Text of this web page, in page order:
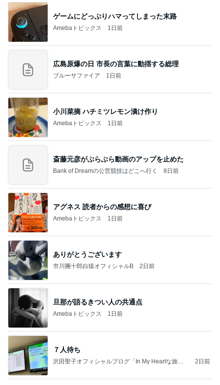
ゲームにどっぷりハマってしまった末路
Amebaトピックス 1日前
広島原爆の日 市長の言葉に動揺する総理
ブルーサファイア 1日前
小川菜摘 ハチミツレモン漬け作り
Amebaトピックス 1日前
斎藤元彦がぶらぶら動画のアップを止めた
Bank of Dreamの公営競技はどこへ行く 8日前
アグネス 読者からの感想に喜び
Amebaトピックス 1日前
ありがとうございます
市川團十郎白猿オフィシャルB 2日前
旦那が語るきつい人の共通点
Amebaトピックス 1日前
７人待ち
沢田聖子オフィシャルブログ「In My Heartな旅日
2日前